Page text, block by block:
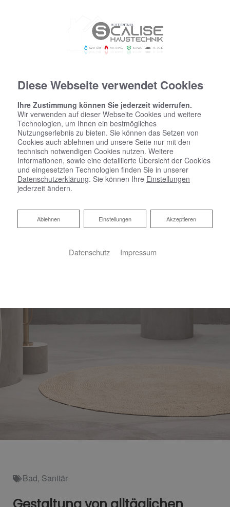
Bad, Sanitär
Diese Webseite verwendet Cookies
Ihre Zustimmung können Sie jederzeit widerrufen.
Wir verwenden auf dieser Webseite Cookies und weitere
Technologien, um Ihnen ein bestmögliches
Nutzungserlebnis zu bieten. Sie können das Setzen von
Cookies auch ablehnen und unsere Seite nur mit den
technisch notwendigen Cookies nutzen. Weitere
Informationen, sowie eine detaillierte Übersicht der Cookies
und eingesetzten Technologien finden Sie in unserer
Datenschutzerklärung. Sie können Ihre Einstellungen
jederzeit ändern.
Akzeptieren
Einstellungen
Ablehnen
Ablehnen
Datenschutz Impressum